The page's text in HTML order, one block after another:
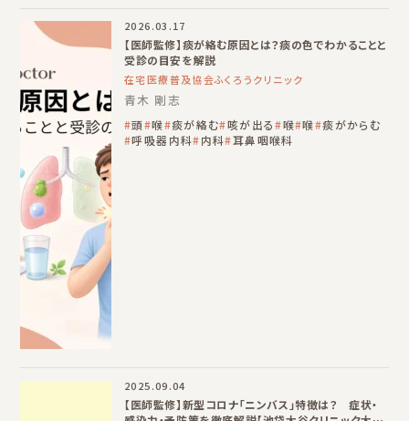
2026.03.17
【医師監修】痰が絡む原因とは？痰の色でわかることと
受診の目安を解説
在宅医療普及協会ふくろうクリニック
青木 剛志
頭 喉 痰が絡む 咳が出る 喉 喉 痰がからむ
呼吸器内科 内科 耳鼻咽喉科
2025.09.04
【医師監修】新型コロナ「ニンバス」特徴は？ 症状・